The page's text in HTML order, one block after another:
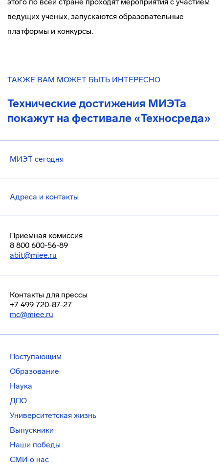
ведущих ученых, запускаются образовательные
платформы и конкурсы.
ТАКЖЕ ВАМ МОЖЕТ БЫТЬ ИНТЕРЕСНО
Технические достижения МИЭТа
покажут на фестивале «Техносреда»
МИЭТ сегодня
Адреса и контакты
Приемная комиссия
8 800 600-56-89
abit@miee.ru
Контакты для прессы
+7 499 720-87-27
mc@miee.ru
Поступающим
Образование
Наука
ДПО
Университетская жизнь
Выпускники
Наши победы
СМИ о нас